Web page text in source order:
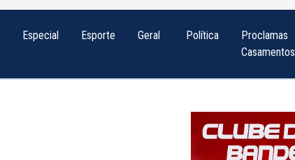
Especial Esporte Geral Política
Proclamas
Casamentos